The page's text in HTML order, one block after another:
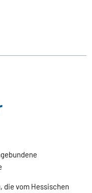
die vom Hessischen